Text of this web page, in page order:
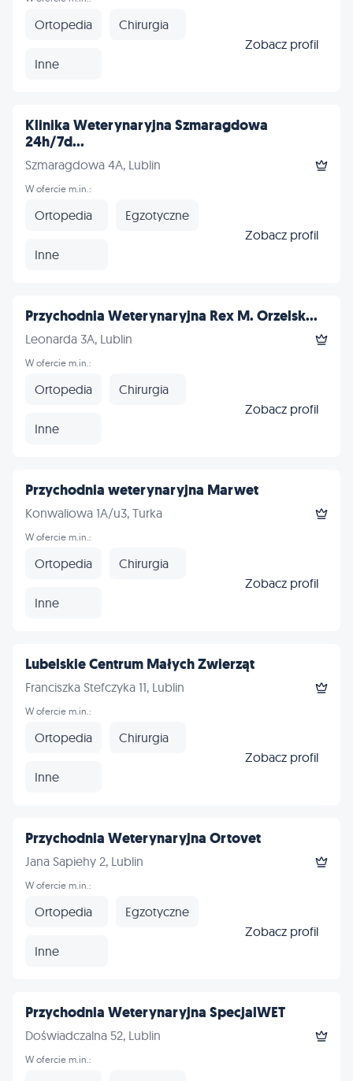
Ortopedia Chirurgia
Inne
Zobacz profil
Klinika Weterynaryjna Szmaragdowa
24h/7d...
Szmaragdowa 4A, Lublin
W ofercie m.in.:
Ortopedia Egzotyczne
Inne
Zobacz profil
Przychodnia Weterynaryjna Rex M. Orzelsk...
Leonarda 3A, Lublin
W ofercie m.in.:
Ortopedia Chirurgia
Inne
Zobacz profil
Przychodnia weterynaryjna Marwet
Konwaliowa 1A/u3, Turka
W ofercie m.in.:
Ortopedia Chirurgia
Inne
Zobacz profil
Lubelskie Centrum Małych Zwierząt
Franciszka Stefczyka 11, Lublin
W ofercie m.in.:
Ortopedia Chirurgia
Inne
Zobacz profil
Przychodnia Weterynaryjna Ortovet
Jana Sapiehy 2, Lublin
W ofercie m.in.:
Ortopedia Egzotyczne
Inne
Zobacz profil
Przychodnia Weterynaryjna SpecjalWET
Doświadczalna 52, Lublin
W ofercie m.in.: